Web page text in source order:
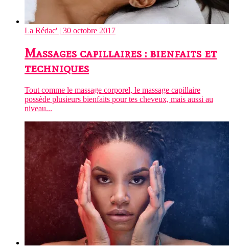
La Rédac' | 30 octobre 2017
Massages capillaires : bienfaits et
techniques
Tout comme le massage corporel, le massage capillaire
possède plusieurs bienfaits pour tes cheveux, mais aussi au
niveau...